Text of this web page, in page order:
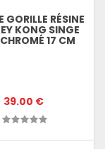
GORILLE RÉSINE
KONG SINGE
17 CM
39.00 €